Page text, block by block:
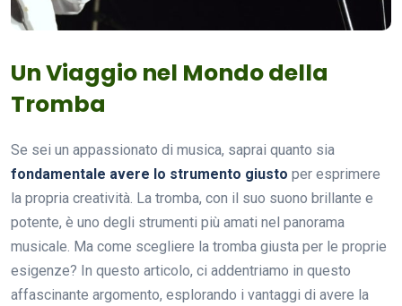
Un Viaggio nel Mondo della
Tromba
Se sei un appassionato di musica, saprai quanto sia
fondamentale avere lo strumento giusto per esprimere
la propria creatività. La tromba, con il suo suono brillante e
potente, è uno degli strumenti più amati nel panorama
musicale. Ma come scegliere la tromba giusta per le proprie
esigenze? In questo articolo, ci addentriamo in questo
affascinante argomento, esplorando i vantaggi di avere la